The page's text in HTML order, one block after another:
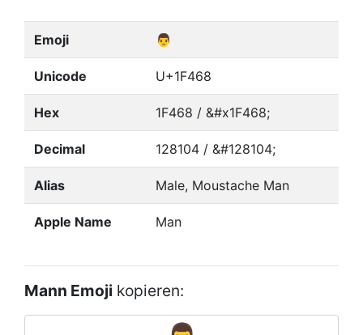
Emoji 👨
Unicode U+1F468
Hex 1F468 / &#x1F468;
Decimal 128104 / &#128104;
Alias Male, Moustache Man
Apple Name Man
Mann Emoji kopieren: